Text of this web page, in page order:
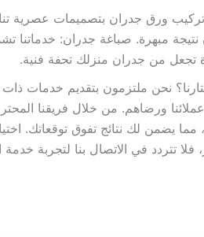
ورق جدران بتصميمات عصرية
مبهرة. صباغة جدران: خدماتنا
تجعل من جدران منزلك تحفة فنية.
نحن ملتزمون بتقديم خدمات ذات
ورضاهم. من خلال فريقنا
يضمن لك نتائج تفوق توقعاتك.
تتردد في الاتصال بنا لتجربة خدمة